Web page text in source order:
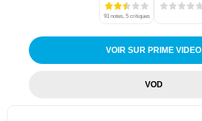
91 notes, 5 critiques
VOIR SUR PRIME VIDEO
VOD